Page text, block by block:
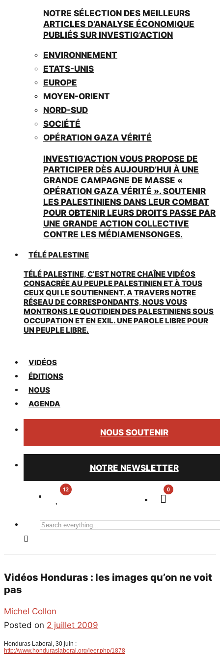
NOTRE SÉLECTION DES MEILLEURS
ARTICLES D’ANALYSE ÉCONOMIQUE
PUBLIÉS SUR INVESTIG’ACTION
ENVIRONNEMENT
ETATS-UNIS
EUROPE
MOYEN-ORIENT
NORD-SUD
SOCIÉTÉ
OPÉRATION GAZA VÉRITÉ
INVESTIG’ACTION VOUS PROPOSE DE
PARTICIPER DÈS AUJOURD’HUI À UNE
GRANDE CAMPAGNE DE MASSE «
OPÉRATION GAZA VÉRITÉ ». SOUTENIR
LES PALESTINIENS DANS LEUR COMBAT
POUR OBTENIR LEURS DROITS PASSE PAR
UNE GRANDE ACTION COLLECTIVE
CONTRE LES MÉDIAMENSONGES.
TÉLÉ PALESTINE
TÉLÉ PALESTINE, C’EST NOTRE CHAÎNE VIDÉOS
CONSACRÉE AU PEUPLE PALESTINIEN ET À TOUS
CEUX QUI LE SOUTIENNENT. A TRAVERS NOTRE
RÉSEAU DE CORRESPONDANTS, NOUS VOUS
MONTRONS LE QUOTIDIEN DES PALESTINIENS SOUS
OCCUPATION ET EN EXIL. UNE PAROLE LIBRE POUR
UN PEUPLE LIBRE.
VIDÉOS
ÉDITIONS
NOUS
AGENDA
NOUS SOUTENIR
NOTRE NEWSLETTER
0
Search
Vidéos Honduras : les images qu’on ne voit
pas
Michel Collon
Posted on 2 juillet 2009
Honduras Laboral, 30 juin :
http://www.honduraslaboral.org/leer.php/1878